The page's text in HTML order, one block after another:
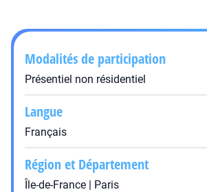
Modalités de participation
Présentiel non résidentiel
Langue
Français
Région et Département
Île-de-France | Paris